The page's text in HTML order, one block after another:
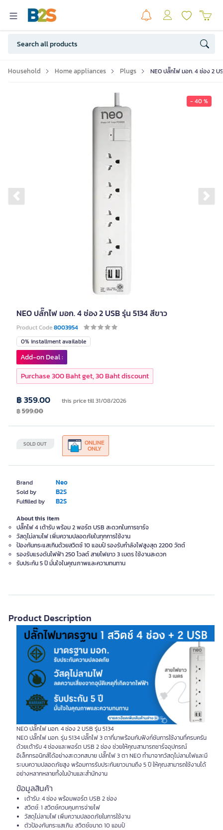
Household Home appliances Plugs NEO ปลั๊กไฟ มอก. 4 ช่อง 2
- 40 %
Previous slide
NEO ปลั๊กไฟ มอก. 4 ช่อง 2 USB รุ่น 5134 สีขาว
Product Code8003954
Brand Neo
Sold by B2S
Fulfilled by B2S
0% installment available
SOLD OUT ONLINE
ONLY
฿ 359.00 this price till 31/08/2026
฿599.00
Add-on Deal :
Purchase 300 Baht get, 30 Baht discount
About this item
ปลั๊กไฟ 4 เต้ารับ พร้อม 2 พอร์ต USB สะดวกในการชาร์จ
วัสดุไม่ลามไฟ เพิ่มความปลอดภัยในทุกการใช้งาน
ป้องกันกระแสเกินด้วยสวิตซ์ 10 แอมป์ รองรับกำลังไฟสูงสุด 2200 วัตต์
รองรับแรงดันไฟฟ้า 250 โวลต์ สายไฟยาว 3 เมตร ใช้งานสะดวก
รับประกัน 5 ปี มั่นใจในคุณภาพและความทนทาน
Product Description
NEO ปลั๊กไฟ มอก. 4 ช่อง 2 USB รุ่น 5134
NEO ปลั๊กไฟ มอก. รุ่น 5134 ปลั๊กไฟ 3 ตาที่มาพร้อมกับฟังก์ชันการใช้งานที่ครบครัน
ด้วยเต้ารับ 4 ช่องและพอร์ต USB 2 ช่อง ช่วยให้คุณสามารถชาร์จอุปกรณ์
อิเล็กทรอนิกส์ได้อย่างสะดวกสบาย ปลั๊กไฟ 3 ตา NEO ทำมาจากวัสดุไม่ลามไฟและมี
ระบบความปลอดภัยสูง พร้อมการรับประกันยาวนานถึง 5 ปี ให้คุณสามารถใช้งานได้
อย่างหลากหลายทั้งในบ้านและสำนักงาน
ข้อมูลสินค้า
เต้ารับ: 4 ช่อง พร้อมพอร์ต USB 2 ช่อง
สวิตช์: 1 สวิตช์ควบคุมการจ่ายไฟ
วัสดุไม่ลามไฟ เพิ่มความปลอดภัยในการใช้งาน
ตัวป้องกันกระแสเกิน: สวิตช์ขนาด 10 แอมป์